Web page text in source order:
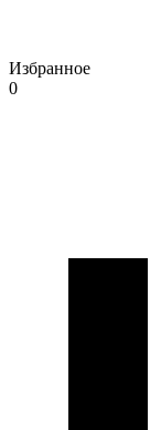
Избранное
0